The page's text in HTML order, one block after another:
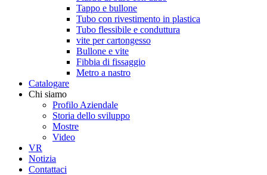
Tappo e bullone
Tubo con rivestimento in plastica
Tubo flessibile e conduttura
vite per cartongesso
Bullone e vite
Fibbia di fissaggio
Metro a nastro
Catalogare
Chi siamo
Profilo Aziendale
Storia dello sviluppo
Mostre
Video
VR
Notizia
Contattaci